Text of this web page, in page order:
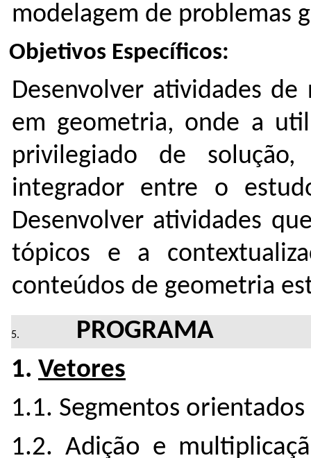
modelagem de problemas
Objetivos Específicos:
Desenvolver atividades
em geometria, onde a
privilegiado de
integrador entre o
Desenvolver atividades
tópicos e a
conteúdos de geometria
PROGRAMA
1. Vetores
1.1. Segmentos
1.2. Adição e